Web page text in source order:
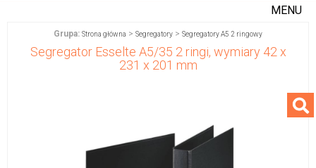
MENU
Grupa: Strona główna > Segregatory > Segregatory A5 2 ringowy
Segregator Esselte A5/35 2 ringi, wymiary 42 x
231 x 201 mm